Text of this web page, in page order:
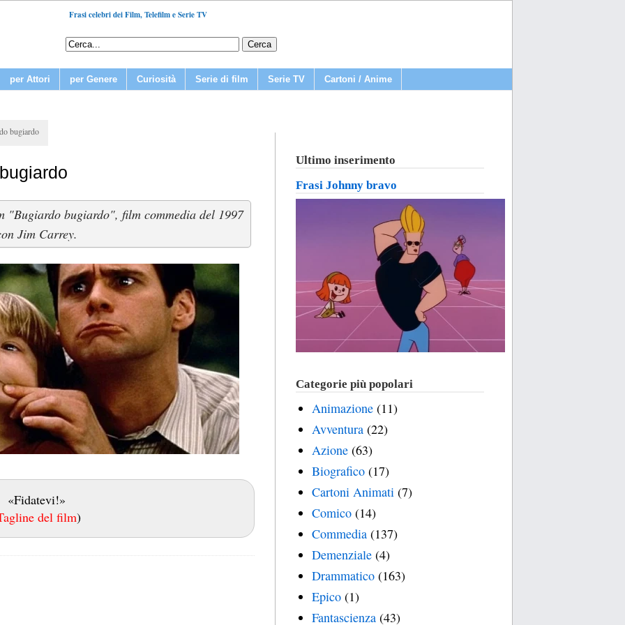
Frasi celebri dei Film, Telefilm e Serie TV
per Attori per Genere Curiosità Serie di film Serie TV Cartoni / Anime
bugiardo
"Bugiardo bugiardo", film commedia del 1997
Jim Carrey.
«Fidatevi!»
del film)
Ultimo inserimento
Frasi Johnny bravo
Categorie più popolari
Animazione (11)
Avventura (22)
Azione (63)
Biografico (17)
Cartoni Animati (7)
Comico (14)
Commedia (137)
Demenziale (4)
Drammatico (163)
Epico (1)
Fantascienza (43)